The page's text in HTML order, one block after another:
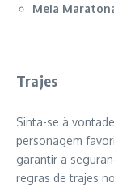
Meia
Trajes
Sinta-se à
personagem
garantir a
regras de trajes